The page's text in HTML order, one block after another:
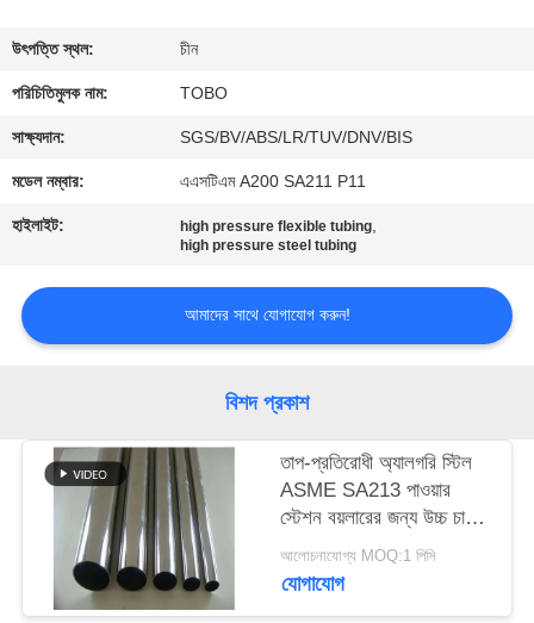
যোগাযোগ
করুন
খবর
মামলা
PRIVACY
POLICY
উৎপত্তি স্থল: চীন
পরিচিতিমুলক নাম: TOBO
সাক্ষ্যদান: SGS/BV/ABS/LR/TUV/DNV/BIS
মডেল নম্বার: এএসটিএম A200 SA211 P11
হাইলাইট: high pressure flexible tubing,
high pressure steel tubing
আমাদের সাথে যোগাযোগ করুন!
বিশদ প্রকাশ
তাপ-প্রতিরোধী অ্যালগরি স্টিল
ASME SA213 পাওয়ার
স্টেশন বয়লারের জন্য উচ্চ চাপের
আলোচনাযোগ্য MOQ:1 পিসি
যোগাযোগ